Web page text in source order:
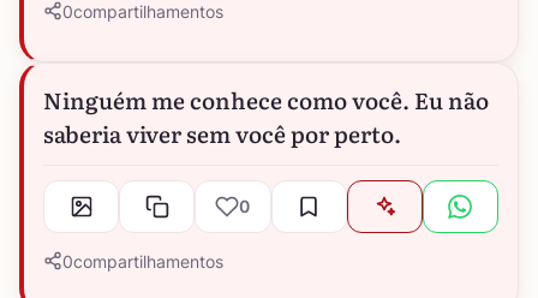
0compartilhamentos
Ninguém me conhece como você. Eu não
saberia viver sem você por perto.
0
0compartilhamentos